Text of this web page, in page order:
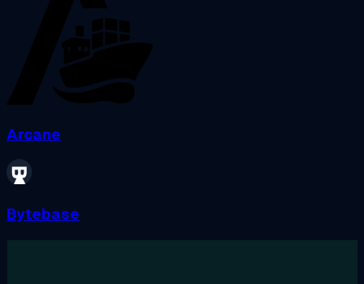
Arcane
Bytebase